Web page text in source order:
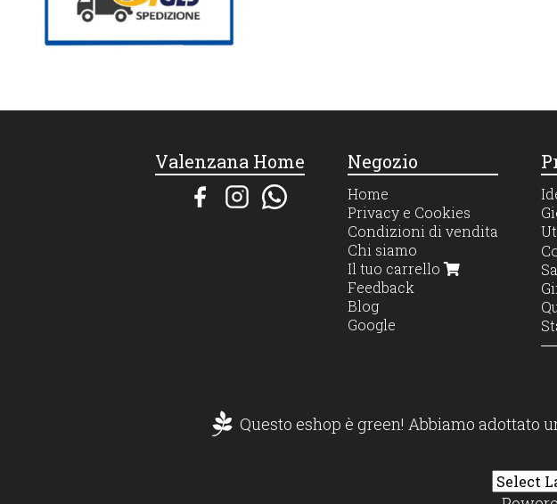
Valenzana Home Negozio
Home
Privacy e Cookies
Condizioni di vendita
Chi siamo
Il tuo carrello
Feedback
Blog
Google
Questo eshop è green! Abbiamo adottato